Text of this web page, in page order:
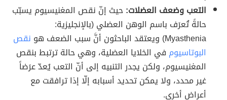
التعب وضعف العضلات:حيث إنّ نقص المغنيسيوم يسبّب
حالةً تُعرَف باسم الوهن العضلي (بالإنجليزية:
Myasthenia) ويعتقد الباحثون أنَّ سبب الضعف هو
نقص
البوتاسيوم في الخلايا العضلية، وهي حالة ترتبط بنقص
المغنيسيوم، ولكن يجدر التنبيه إلى أنّ التعب يُعدّ عرَضاً
غير محدد، ولا يمكن تحديد أسبابه إلّا إذا ترافقت مع
أعراض أخرى.